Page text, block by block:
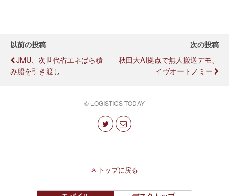
以前の投稿
JMU、次世代省エネばら積
み船を引き渡し
次の投稿
秋田大AI拠点で無人搬送デモ、
イヴオートノミー
© LOGISTICS TODAY
トップに戻る